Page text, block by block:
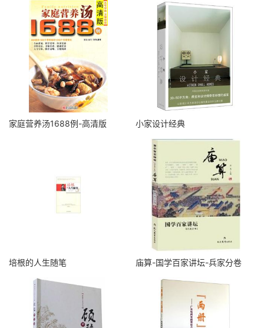
家庭营养汤1688例-高清版 小家设计经典
培根的人生随笔 庙算-国学百家讲坛-兵家分卷